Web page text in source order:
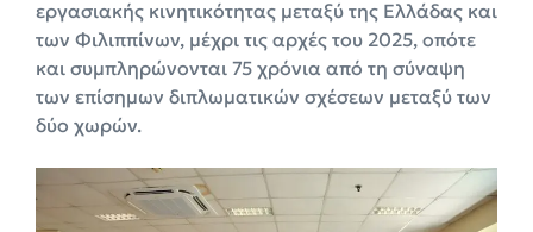
εργασιακής κινητικότητας μεταξύ της Ελλάδας και
των Φιλιππίνων, μέχρι τις αρχές του 2025, οπότε
και συμπληρώνονται 75 χρόνια από τη σύναψη
των επίσημων διπλωματικών σχέσεων μεταξύ των
δύο χωρών.